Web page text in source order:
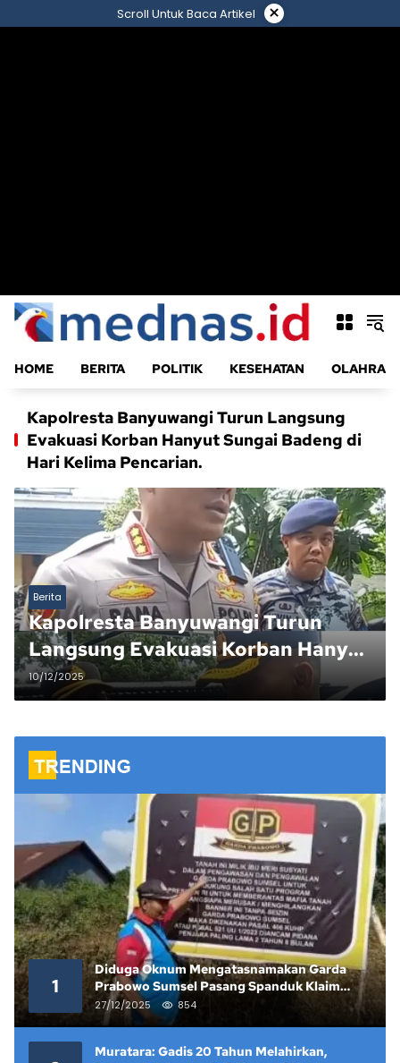
ke
Scroll Untuk Baca Artikel ×
HOME BERITA POLITIK KESEHATAN
Kapolresta Banyuwangi Turun Langsung
Evakuasi Korban Hanyut Sungai Badeng di
Hari Kelima Pencarian.
Berita
Kapolresta Banyuwangi Turun
Langsung Evakuasi Korban Hanyut
Sungai Badeng di Hari Kelima
Pencarian.
10/12/2025
1
Diduga Oknum Mengatasnamakan Garda
Prabowo Sumsel Pasang Spanduk Klaim
Lahan yang Telah Diputus Pengadilan
27/12/2025 854
Muratara: Gadis 20 Tahun Melahirkan,